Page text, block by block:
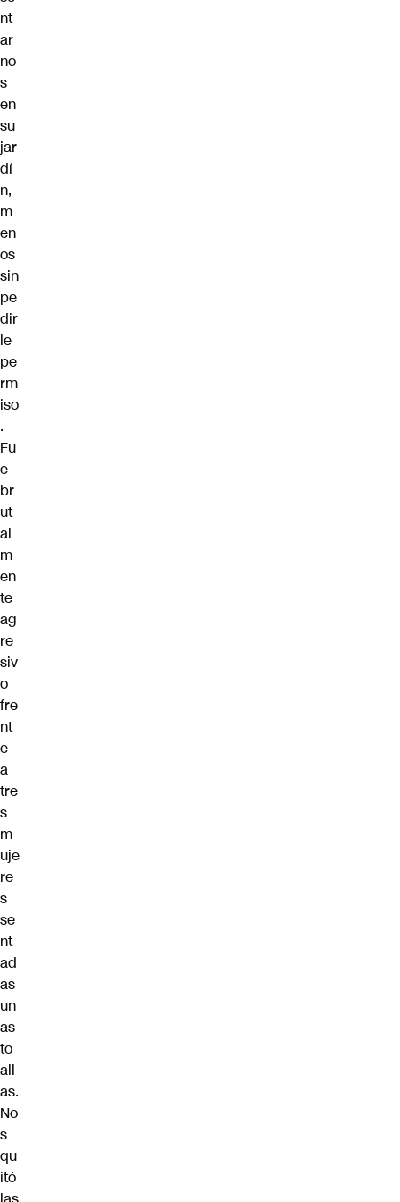
nt
ar
no
s
en
su
jar
dí
n,
m
en
os
sin
pe
dir
le
pe
rm
iso
.
Fu
e
br
ut
al
m
en
te
ag
re
siv
o
fre
nt
e
a
tre
s
m
uje
re
s
se
nt
ad
as
un
as
to
all
as.
No
s
qu
itó